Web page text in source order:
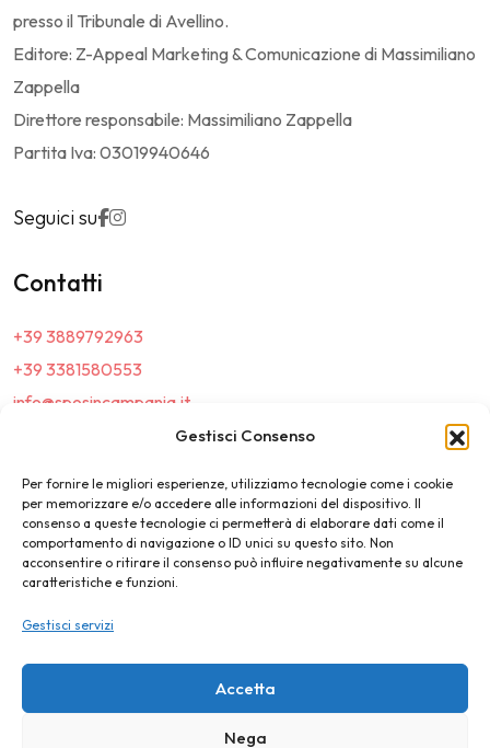
Gestisci Consenso
Per fornire le migliori esperienze, utilizziamo tecnologie come i cookie
per memorizzare e/o accedere alle informazioni del dispositivo. Il
consenso a queste tecnologie ci permetterà di elaborare dati come il
comportamento di navigazione o ID unici su questo sito. Non
acconsentire o ritirare il consenso può influire negativamente su alcune
caratteristiche e funzioni.
Gestisci servizi
Accetta
Nega
presso il Tribunale di Avellino.
Editore: Z-Appeal Marketing & Comunicazione di Massimiliano
Zappella
Direttore responsabile: Massimiliano Zappella
Partita Iva: 03019940646
Seguici su
Contatti
+39 3889792963
+39 3381580553
info@sposincampania.it
sposincampania@pec.it
Link
Top100
News e Tendenze
Destination Wedding